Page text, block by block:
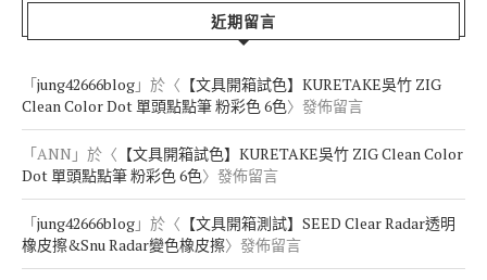
近期留言
「jung42666blog 」於〈 【文具開箱試色】KURETAKE吳竹 ZIG
Clean Color Dot 單頭點點筆 粉彩色 6色〉發佈留言
「ANN 」於〈 【文具開箱試色】KURETAKE吳竹 ZIG Clean Color
Dot 單頭點點筆 粉彩色 6色〉發佈留言
「jung42666blog 」於〈 【文具開箱測試】SEED Clear Radar透明
橡皮擦&Snu Radar變色橡皮擦〉發佈留言